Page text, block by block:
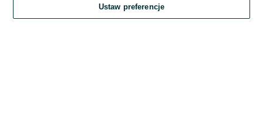
Kontynuując za pośrednictwem jednego z dostawców wskazanych powyżej,
OLX.pl w jego aktualnym brzmieniu.
Ustaw preferencje